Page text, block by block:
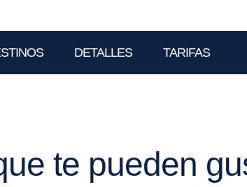
DETALLES TARIFAS
te pueden